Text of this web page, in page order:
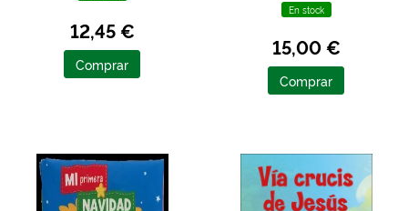
12,45 €
Comprar
En stock
15,00 €
Comprar